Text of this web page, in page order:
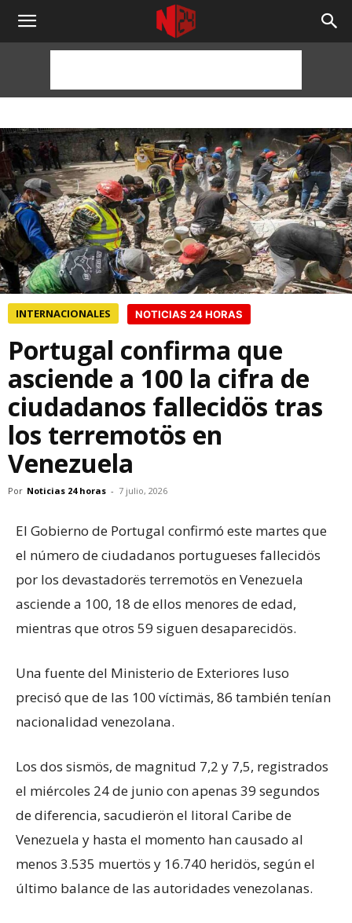
NOTICIAS
HORAS
INTERNACIONALES NOTICIAS 24 HORAS
Portugal confirma que
asciende a 100 la cifra de
ciudadanos fallecidös tras
los terremotös en
Venezuela
Por Noticias 24 horas - 7 julio, 2026
El Gobierno de Portugal confirmó este martes que
el número de ciudadanos portugueses fallecidös
por los devastadorës terremotös en Venezuela
asciende a 100, 18 de ellos menores de edad,
mientras que otros 59 siguen desaparecidös.
Una fuente del Ministerio de Exteriores luso
precisó que de las 100 víctimäs, 86 también tenían
nacionalidad venezolana.
Los dos sismös, de magnitud 7,2 y 7,5, registrados
el miércoles 24 de junio con apenas 39 segundos
de diferencia, sacudierön el litoral Caribe de
Venezuela y hasta el momento han causado al
menos 3.535 muertös y 16.740 heridös, según el
último balance de las autoridades venezolanas.